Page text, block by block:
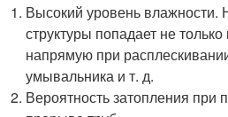
Высокий уровень влажности.
структуры попадает не
напрямую при
умывальника и т. д.
Вероятность затопления при